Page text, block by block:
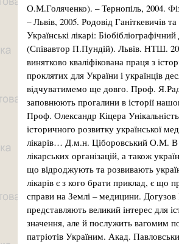
О.М.Голяченко). – Тернопіль, 2004.
– Львів, 2005. Родовід Ганіткевичів
Українські лікарі:
(Співавтор П.Пундій). Львів. НТШ.
винятково кваліфікована праця з
проклятих для України і українців
відчуватимемо ще довго. Проф.
заповнюють прогалини в історії
Проф. Олександр Кіцера
історичного розвитку української
лікарів… Д.м.н. Ціборовський О.М. В
лікарських організацій, а також
що відроджують та розвивають
лікарів є з кого брати приклад, є що
справи на Землі – медицини.
представляють великий інтерес для
значення, але й послужить вагомим
патріотів Україним. Акад.